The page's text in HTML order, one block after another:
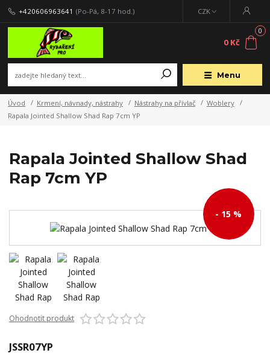
Menu
CZK
+420606963641 (Po-Pá, 8-17 hod.)
0
0 Kč
Úvod Krmení, návnady, nástrahy Nástrahy na přívlač
Woblery
Rapala Jointed Shallow Shad Rap 7cm YP
Rapala Jointed Shallow Shad
Rap 7cm YP
- 15 %
Ohodnotit produkt
JSSR07YP